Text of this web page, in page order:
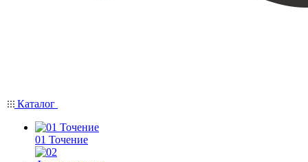
Каталог
01 Точение